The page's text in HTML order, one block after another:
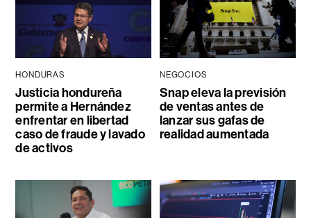
HONDURAS
Justicia hondureña
permite a Hernández
enfrentar en libertad
caso de fraude y lavado
de activos
NEGOCIOS
Snap eleva la previsión
de ventas antes de
lanzar sus gafas de
realidad aumentada